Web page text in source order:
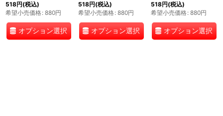
518円(税込)
希望小売価格: 880円
オプション選択
518円(税込)
希望小売価格: 880円
オプション選択
518円(税込)
希望小売価格: 880円
オプション選択